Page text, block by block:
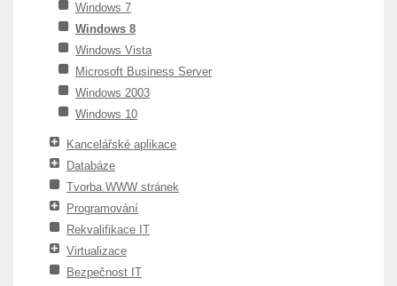
Windows 7
Windows 8
Windows Vista
Microsoft Business Server
Windows 2003
Windows 10
Kancelářské aplikace
Databáze
Tvorba WWW stránek
Programování
Rekvalifikace IT
Virtualizace
Bezpečnost IT